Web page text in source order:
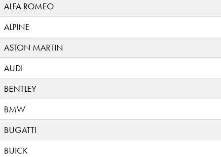
ALFA ROMEO
ALPINE
ASTON MARTIN
AUDI
BENTLEY
BMW
BUGATTI
BUICK